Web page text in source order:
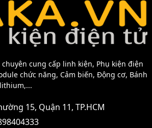
cung cấp linh kiện, Phụ kiện điện
chức năng, Cảm biến, Động cơ, Bánh
15, Quận 11, TP.HCM